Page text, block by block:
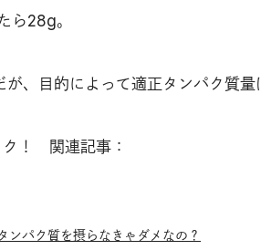
ら28g。
、目的によって適正タンパク質量
ク！ 関連記事：
ンパク質を摂らなきゃダメなの？